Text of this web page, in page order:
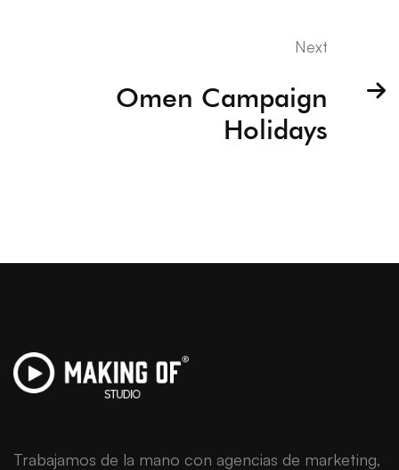
Next
Omen Campaign
Holidays
Trabajamos de la mano con agencias de marketing,